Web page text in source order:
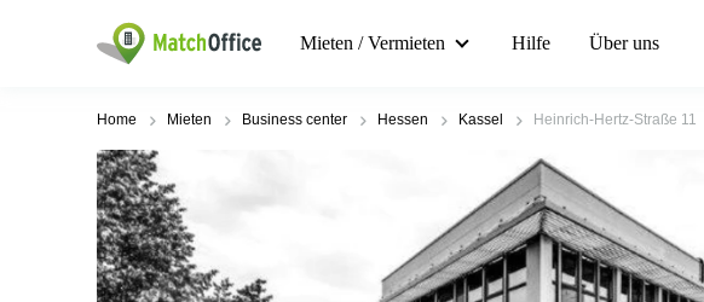
Mieten / Vermieten Hilfe Über uns
Home Mieten Business center Hessen Kassel Heinrich-Hertz-Straße 11